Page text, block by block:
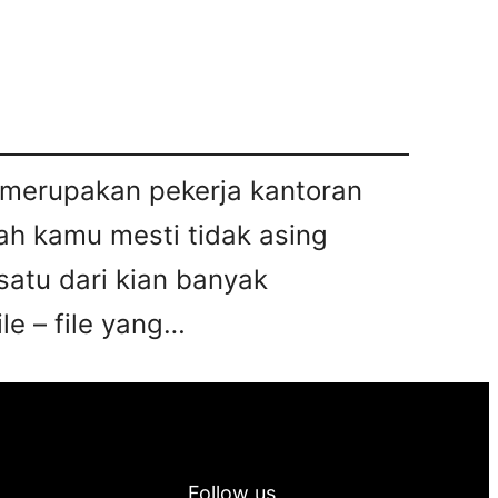
pekerja kantoran
kamu mesti tidak asing
dari kian banyak
– file yang…
Follow us